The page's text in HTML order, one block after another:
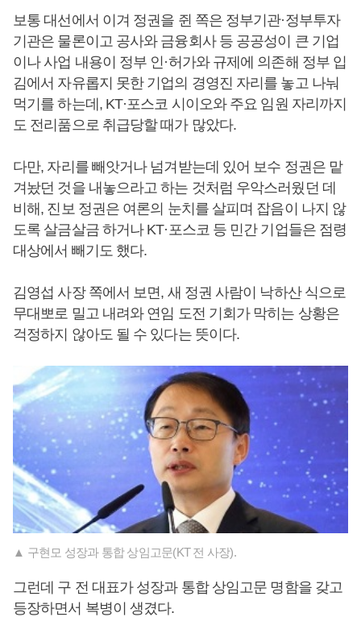
보통 대선에서 이겨 정권을 쥔 쪽은 정부기관·정부투자
기관은 물론이고 공사와 금융회사 등 공공성이 큰 기업
이나 사업 내용이 정부 인·허가와 규제에 의존해 정부 입
김에서 자유롭지 못한 기업의 경영진 자리를 놓고 나눠
먹기를 하는데, KT·포스코 시이오와 주요 임원 자리까지
도 전리품으로 취급당할 때가 많았다.
다만, 자리를 빼앗거나 넘겨받는데 있어 보수 정권은 맡
겨놨던 것을 내놓으라고 하는 것처럼 우악스러웠던 데
비해, 진보 정권은 여론의 눈치를 살피며 잡음이 나지 않
도록 살금살금 하거나 KT·포스코 등 민간 기업들은 점령
대상에서 빼기도 했다.
김영섭 사장 쪽에서 보면, 새 정권 사람이 낙하산 식으로
무대뽀로 밀고 내려와 연임 도전 기회가 막히는 상황은
걱정하지 않아도 될 수 있다는 뜻이다.
▲ 구현모 성장과 통합 상임고문(KT 전 사장).
그런데 구 전 대표가 성장과 통합 상임고문 명함을 갖고
등장하면서 복병이 생겼다.